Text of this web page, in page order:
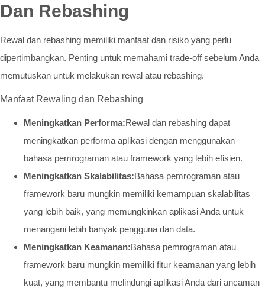
Dan Rebashing
Rewal dan rebashing memiliki manfaat dan risiko yang perlu
dipertimbangkan. Penting untuk memahami trade-off sebelum Anda
memutuskan untuk melakukan rewal atau rebashing.
Manfaat Rewaling dan Rebashing
Meningkatkan Performa:Rewal dan rebashing dapat
meningkatkan performa aplikasi dengan menggunakan
bahasa pemrograman atau framework yang lebih efisien.
Meningkatkan Skalabilitas:Bahasa pemrograman atau
framework baru mungkin memiliki kemampuan skalabilitas
yang lebih baik, yang memungkinkan aplikasi Anda untuk
menangani lebih banyak pengguna dan data.
Meningkatkan Keamanan:Bahasa pemrograman atau
framework baru mungkin memiliki fitur keamanan yang lebih
kuat, yang membantu melindungi aplikasi Anda dari ancaman